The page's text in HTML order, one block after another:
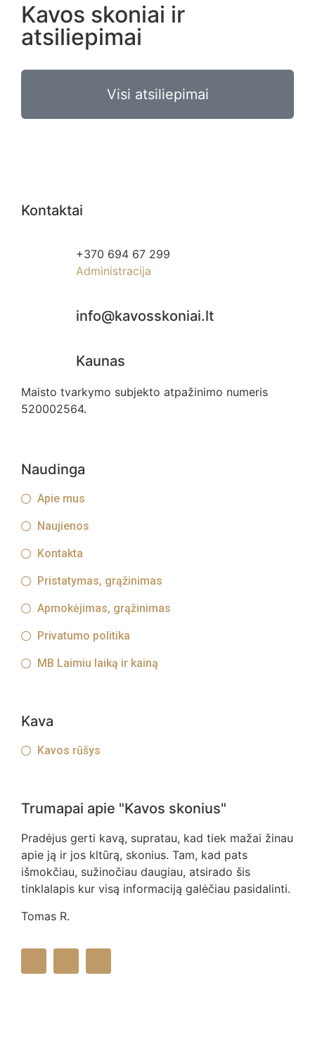
Kavos skoniai ir
atsiliepimai
Visi atsiliepimai
Kontaktai
+370 694 67 299
Administracija
info@kavosskoniai.lt
Kaunas
Maisto tvarkymo subjekto atpažinimo numeris
520002564.
Naudinga
Apie mus
Naujienos
Kontakta
Pristatymas, grąžinimas
Apmokėjimas, grąžinimas
Privatumo politika
MB Laimiu laiką ir kainą
Kava
Kavos rūšys
Trumapai apie "Kavos skonius"
Pradėjus gerti kavą, supratau, kad tiek mažai žinau
apie ją ir jos kltūrą, skonius. Tam, kad pats
išmokčiau, sužinočiau daugiau, atsirado šis
tinklalapis kur visą informaciją galėčiau pasidalinti.
Tomas R.